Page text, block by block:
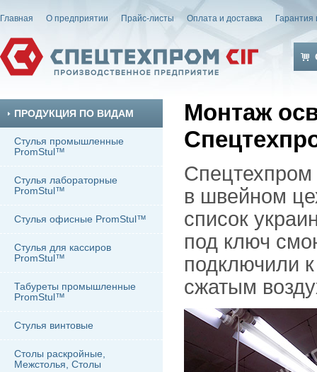
Главная О предприятии Прайс-листы Оплата и доставка Гарантия
ПРОДУКЦИЯ ПО ВИДАМ
Стулья промышленные
PromStul™
Стулья лабораторные
PromStul™
Стулья офисные PromStul™
Стулья для кассиров
PromStul™
Табуреты промышленные
PromStul™
Стулья винтовые
Столы раскройные,
Межстолья, Столы
Монтаж
в швейном
список
под ключ
подключили
сжатым